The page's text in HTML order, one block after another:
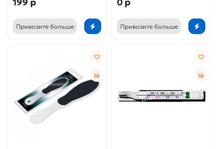
199 р
Привозите больше
0 р
Привозите больше